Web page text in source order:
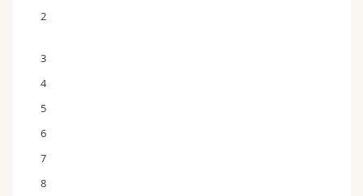
2
3
4
5
6
7
8